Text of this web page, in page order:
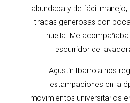
abundaba y de fácil
tiradas generosas con
huella. Me
escurridor de
Agustín Ibarrola nos
estampaciones en la
movimientos universitarios